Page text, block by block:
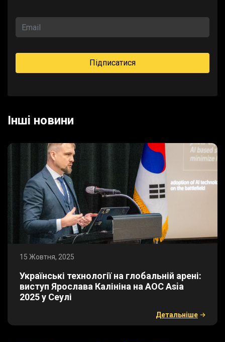
Iншi новини
15 Жовтня, 2025
​Українські технології на глобальній арені:
виступ Ярослава Калініна на AOC Asia
2025 у Сеулі
Детальнiше